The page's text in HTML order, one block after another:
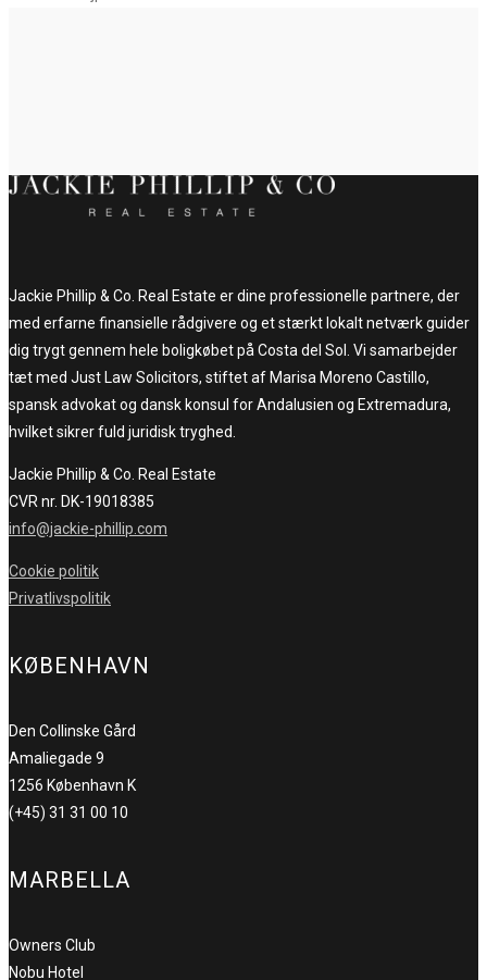
Jackie Phillip & Co. Real Estate er dine professionelle partnere, der
med erfarne finansielle rådgivere og et stærkt lokalt netværk guider
dig trygt gennem hele boligkøbet på Costa del Sol. Vi samarbejder
tæt med Just Law Solicitors, stiftet af Marisa Moreno Castillo,
spansk advokat og dansk konsul for Andalusien og Extremadura,
hvilket sikrer fuld juridisk tryghed.
Jackie Phillip & Co. Real Estate
CVR nr. DK-19018385
info@jackie-phillip.com
Cookie politik
Privatlivspolitik
KØBENHAVN
Den Collinske Gård
Amaliegade 9
1256 København K
(+45) 31 31 00 10
MARBELLA
Owners Club
Nobu Hotel